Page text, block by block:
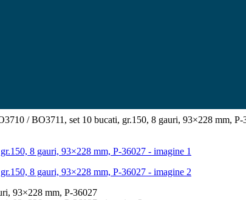
/ BO3711, set 10 bucati, gr.150, 8 gauri, 93×228 mm, P-